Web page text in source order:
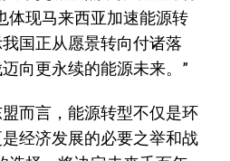
体现马来西亚加速能源转
国正从愿景转向付诸落
向更永续的能源未来。”
而言，能源转型不仅是环
经济发展的必要之举和战